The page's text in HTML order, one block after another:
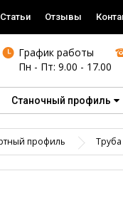
Статьи Отзывы
График работы
Пн - Пт: 9.00 - 17.00
Станочный профиль
профиль Труба